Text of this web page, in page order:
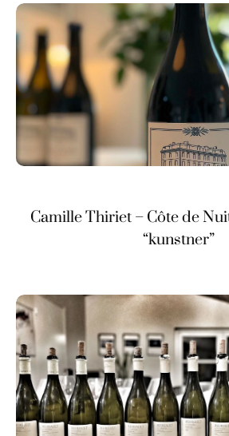
Camille Thiriet – Côte de
“kunstner”